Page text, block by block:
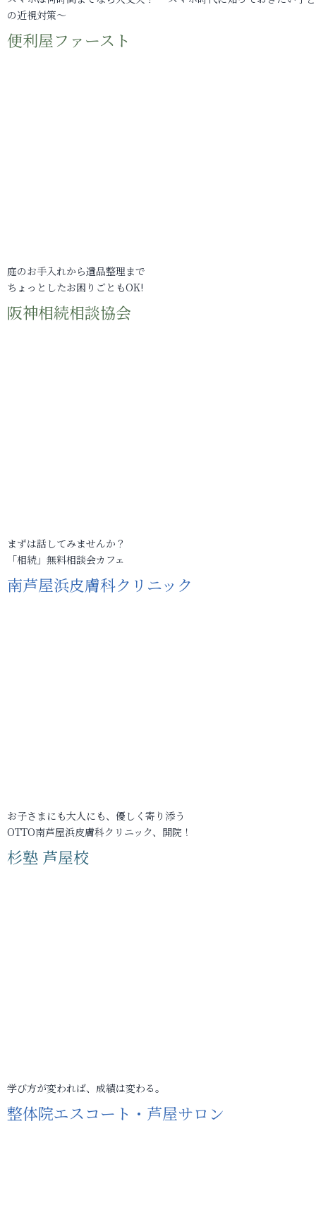
の近視対策～
便利屋ファースト
庭のお手入れから遺品整理まで
ちょっとしたお困りごともOK!
阪神相続相談協会
まずは話してみませんか？
「相続」無料相談会カフェ
南芦屋浜皮膚科クリニック
お子さまにも大人にも、優しく寄り添う
OTTO南芦屋浜皮膚科クリニック、開院！
杉塾 芦屋校
学び方が変われば、成績は変わる。
整体院エスコート・芦屋サロン